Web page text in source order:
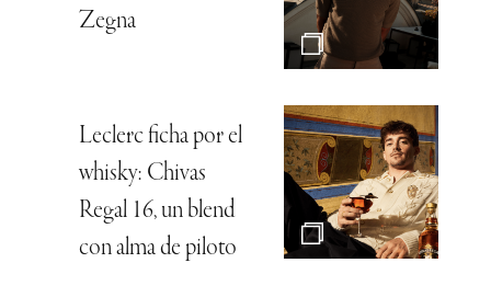
Zegna
Leclerc ficha por el
whisky: Chivas
Regal 16, un blend
con alma de piloto